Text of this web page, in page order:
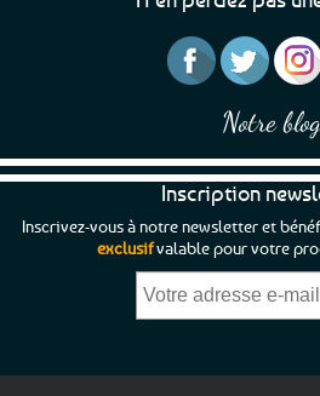
page
du
Notre blog
Inscription
Inscrivez-vous à notre newsletter et
exclusifvalable pour votre